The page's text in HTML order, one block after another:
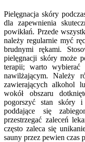
Pielęgnacja skóry
dla zapewnienia
powikłań. Przede
należy regularnie myć
brudnymi rękami.
pielęgnacji skóry może
terapii; warto wybierać
nawilżającym. Należy
zawierających alkohol
wokół obszaru
pogorszyć stan skóry
poddające się
przestrzegać zaleceń
często zaleca się
sauny przez pewien czas